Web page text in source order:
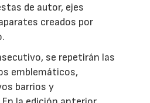
de autor, ejes
creados por
se repetirán las
emblemáticos,
barrios y